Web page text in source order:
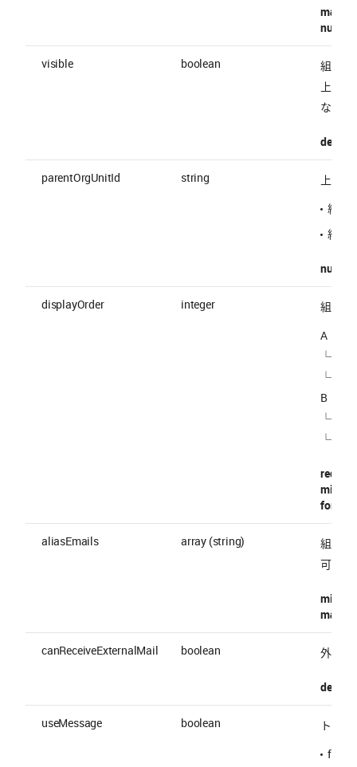
visible boolean
組織の
上位
なる
default
parentOrgUnitId string
上位
組織
組織
displayOrder integer
組織の
A
└ A1
└ A2
B
└ B1
└ B2
format
aliasEmails array (string)
組織の
可)
canReceiveExternalMail boolean 外部メ
default
useMessage boolean
トー
false